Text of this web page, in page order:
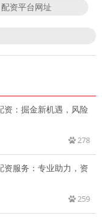
配资平台网址
资：掘金新机遇，风险
278
资服务：专业助力，资
259